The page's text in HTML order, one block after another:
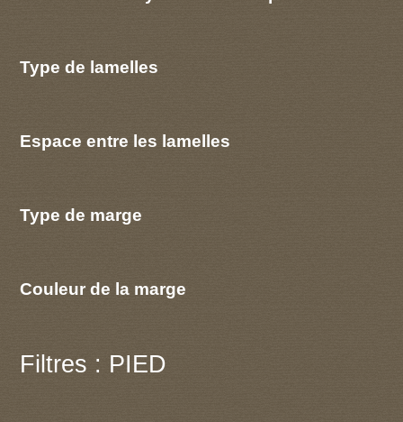
Type de lamelles
Espace entre les lamelles
Type de marge
Couleur de la marge
Filtres : PIED